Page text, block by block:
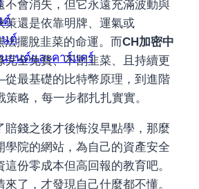
ต์
นต์
ยนต์และคาร์แคร์
不會消失，但它永遠充滿波動與
策還是依靠明牌、運氣或
法擺脫韭菜的命運。而CH加密中
完全免費、不割韭菜、且持續更
最基礎的比特幣原理，到進階
策略，每一步都扎扎實實。
賠錢之後才後悔沒早點學，那麼
學院的網站，為自己的資產安全
份零成本但高回報的教育吧。
了，才發現自己什麼都不懂。